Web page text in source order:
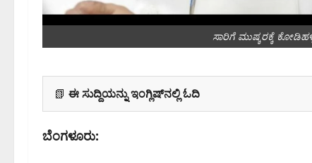
ಸಾರಿಗೆ ಮುಷ್ಕರಕ್ಕೆ
📗 ಈ ಸುದ್ದಿಯನ್ನು ಇಂಗ್ಲಿಷ್‌ನಲ್ಲಿ ಓದಿ
ಬೆಂಗಳೂರು: